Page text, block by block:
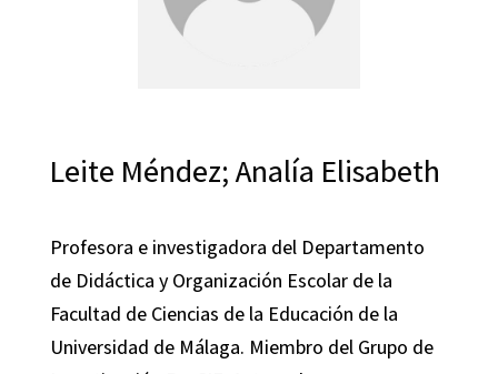
Leite Méndez; Analía Elisabeth
Profesora e investigadora del Departamento
de Didáctica y Organización Escolar de la
Facultad de Ciencias de la Educación de la
Universidad de Málaga. Miembro del Grupo de